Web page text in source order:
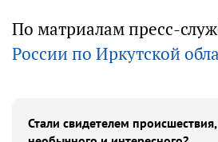
По матриалам пресс-
России по Иркутской
Стали свидетелем